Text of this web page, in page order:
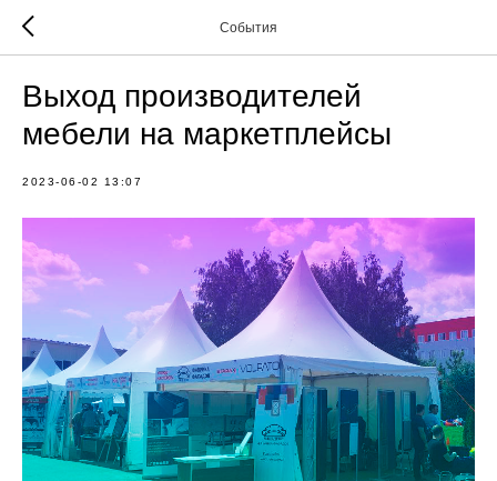
События
Выход производителей
мебели на маркетплейсы
2023-06-02 13:07